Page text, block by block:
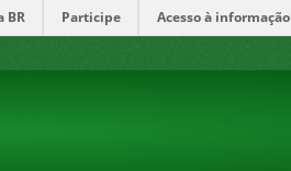
BR Participe Acesso à informação